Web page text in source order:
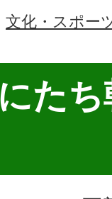
文化・スポー
た